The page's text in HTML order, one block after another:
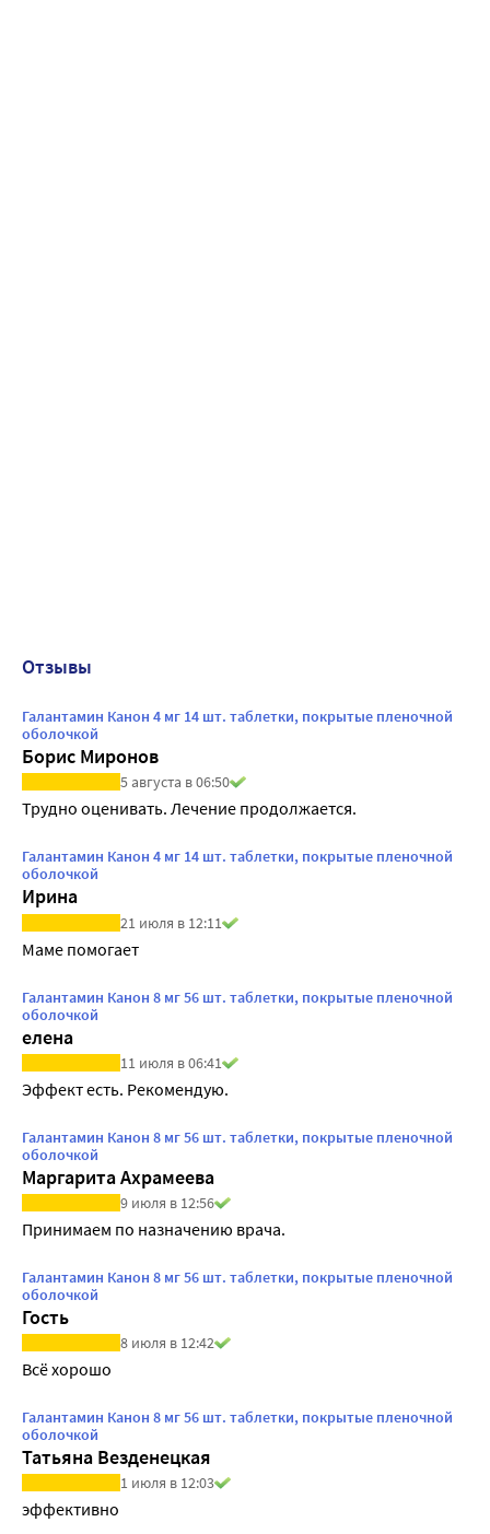
Отзывы
Галантамин Канон 4 мг 14 шт. таблетки, покрытые пленочной
оболочкой
Борис Миронов
5 августа в 06:50
Трудно оценивать. Лечение продолжается.
Галантамин Канон 4 мг 14 шт. таблетки, покрытые пленочной
оболочкой
Ирина
21 июля в 12:11
Маме помогает
Галантамин Канон 8 мг 56 шт. таблетки, покрытые пленочной
оболочкой
елена
11 июля в 06:41
Эффект есть. Рекомендую.
Галантамин Канон 8 мг 56 шт. таблетки, покрытые пленочной
оболочкой
Маргарита Ахрамеева
9 июля в 12:56
Принимаем по назначению врача.
Галантамин Канон 8 мг 56 шт. таблетки, покрытые пленочной
оболочкой
Гость
8 июля в 12:42
Всё хорошо
Галантамин Канон 8 мг 56 шт. таблетки, покрытые пленочной
оболочкой
Татьяна Везденецкая
1 июля в 12:03
эффективно